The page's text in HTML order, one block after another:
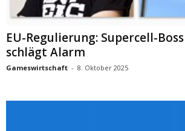
EU-Regulierung: Supercell-
schlägt Alarm
Gameswirtschaft - 8. Oktober 2025